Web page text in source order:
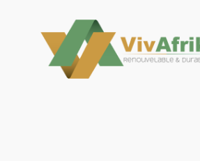
contenu